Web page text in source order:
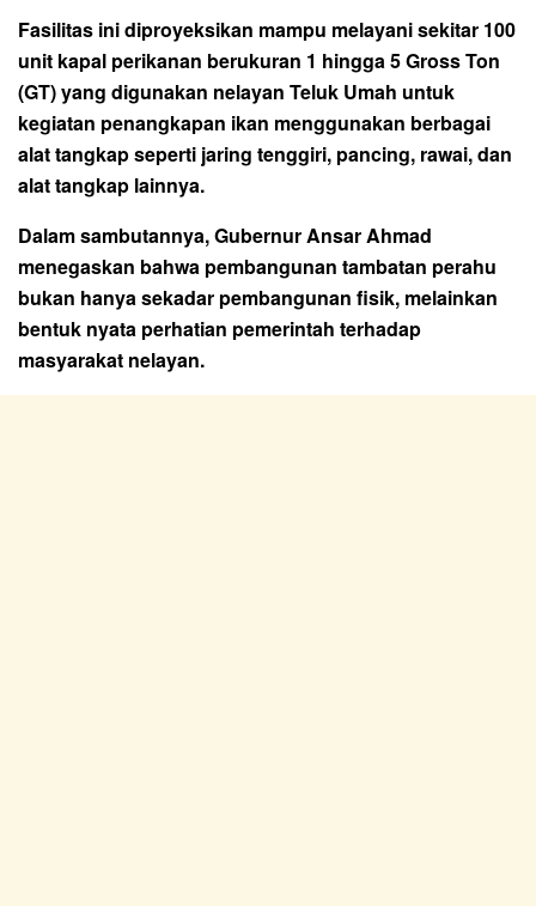
Fasilitas ini diproyeksikan mampu melayani sekitar 100
unit kapal perikanan berukuran 1 hingga 5 Gross Ton
(GT) yang digunakan nelayan Teluk Umah untuk
kegiatan penangkapan ikan menggunakan berbagai
alat tangkap seperti jaring tenggiri, pancing, rawai, dan
alat tangkap lainnya.
Dalam sambutannya, Gubernur Ansar Ahmad
menegaskan bahwa pembangunan tambatan perahu
bukan hanya sekadar pembangunan fisik, melainkan
bentuk nyata perhatian pemerintah terhadap
masyarakat nelayan.